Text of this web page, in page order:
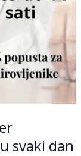
svaki dan